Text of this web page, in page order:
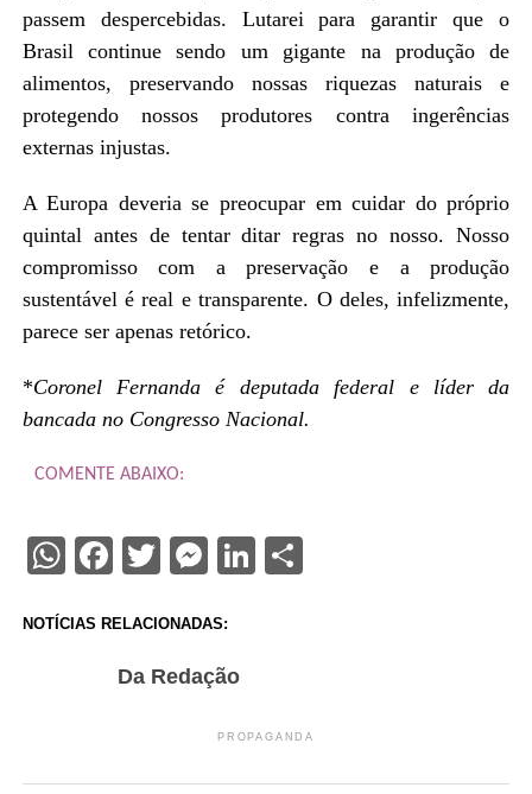
passem despercebidas. Lutarei para garantir que o
Brasil continue sendo um gigante na produção de
alimentos, preservando nossas riquezas naturais e
protegendo nossos produtores contra ingerências
externas injustas.
A Europa deveria se preocupar em cuidar do próprio
quintal antes de tentar ditar regras no nosso. Nosso
compromisso com a preservação e a produção
sustentável é real e transparente. O deles, infelizmente,
parece ser apenas retórico.
*Coronel Fernanda é deputada federal e líder da
bancada no Congresso Nacional.
COMENTE ABAIXO:
WhatsApp
Facebook
Twitter
Messenger
LinkedIn
Share
NOTÍCIAS RELACIONADAS:
Da Redação
PROPAGANDA